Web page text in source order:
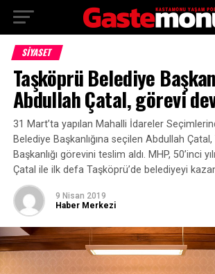
SİYASET
Taşköprü Belediye
Abdullah Çatal, görevi
31 Mart’ta yapılan Mahalli İdareler
Belediye Başkanlığına seçilen Abdullah
Başkanlığı görevini teslim aldı. MHP, 50’inci
Çatal ile ilk defa Taşköprü’de belediyeyi
9 Nisan 2019
Haber Merkezi